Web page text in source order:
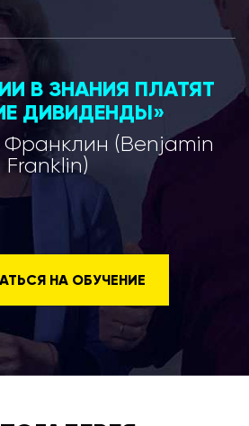
В ЗНАНИЯ ПЛАТЯТ
ДИВИДЕНДЫ»
(Benjamin
Franklin)
НА ОБУЧЕНИЕ